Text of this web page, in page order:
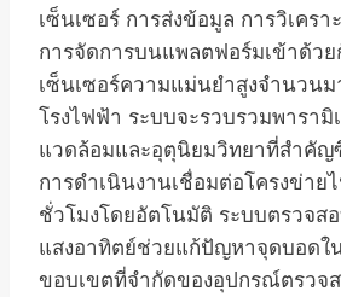
เซ็นเซอร์ การส่งข้อมูล การวิเครา
การจัดการบนแพลตฟอร์มเข้าด้ว
เซ็นเซอร์ความแม่นยำสูงจำนวน
โรงไฟฟ้า ระบบจะรวบรวมพารามิ
แวดล้อมและอุตุนิยมวิทยาที่สำคัญ
การดำเนินงานเชื่อมต่อโครงข่าย
ชั่วโมงโดยอัตโนมัติ ระบบตรวจส
แสงอาทิตย์ช่วยแก้ปัญหาจุดบอดใ
ขอบเขตที่จำกัดของอุปกรณ์ตรวจ